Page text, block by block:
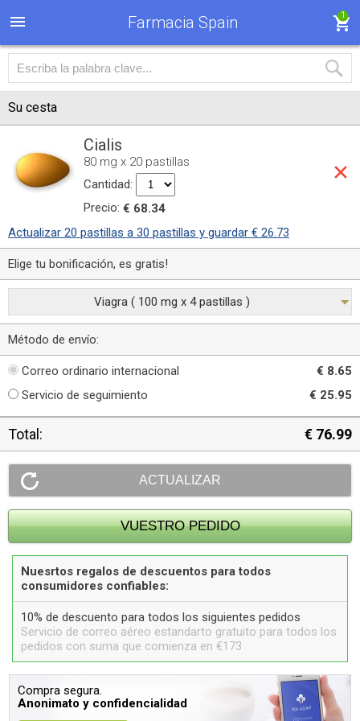
Farmacia Spain 1
Su cesta
Cialis
80 mg x 20 pastillas
Cantidad:
Precio: € 68.34
Actualizar 20 pastillas a 30 pastillas y guardar € 26.73
Elige tu bonificación, es gratis!
Viagra ( 100 mg x 4 pastillas )
Método de envío:
Correo ordinario internacional
€ 8.65
Servicio de seguimiento
€ 25.95
Total: € 76.99
Nuesrtos regalos de descuentos para todos
consumidores confiables:
10% de descuento para todos los siguientes pedidos
Servicio de correo aéreo estandarto gratuito para todos los
pedidos con suma que comienza en €173
Compra segura.
Anonimato y confidencialidad